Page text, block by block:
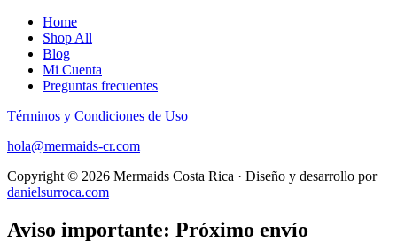
Home
Shop All
Blog
Mi Cuenta
Preguntas frecuentes
Términos y Condiciones de Uso
hola@mermaids-cr.com
Copyright © 2026 Mermaids Costa Rica · Diseño y desarrollo por
danielsurroca.com
Aviso importante: Próximo envío